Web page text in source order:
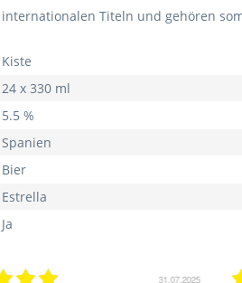
Titeln und gehören
Kiste
24 x 330 ml
5.5 %
Spanien
Bier
Estrella
Ja
31.07.2025